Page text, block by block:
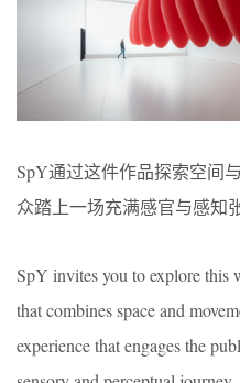
SpY通过这件作品探索空间
众踏上一场充满感官与感知
SpY invites you to explore this
that combines space and
experience that engages the